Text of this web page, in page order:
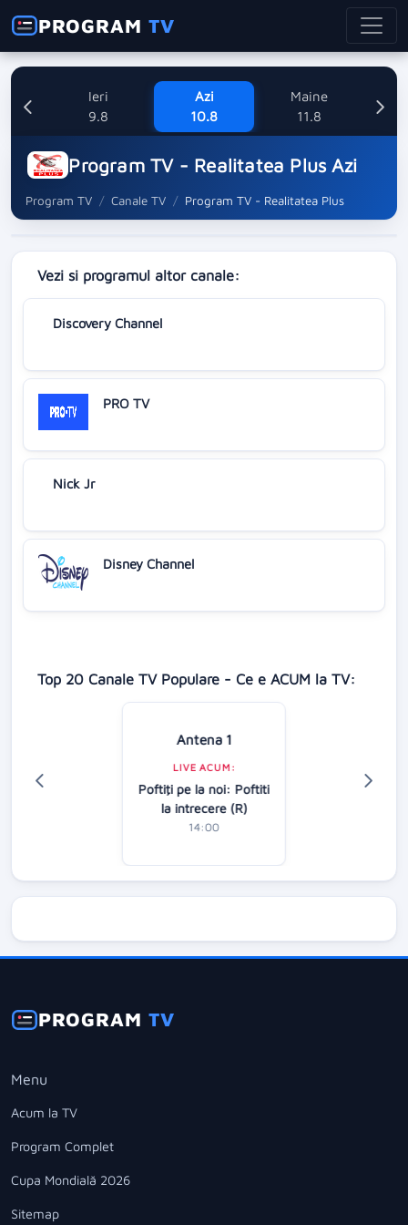
PROGRAMTV
Ieri
9.8
Azi
10.8
Maine
11.8
Program TV - Realitatea Plus Azi
Program TV Canale TV Program TV - Realitatea Plus
Vezi si programul altor canale:
Discovery Channel
PRO TV
Nick Jr
Disney Channel
Top 20 Canale TV Populare - Ce e ACUM la TV:
Antena 1
LIVE ACUM:
Poftiţi pe la noi: Poftiti
la intrecere (R)
14:00
PROGRAMTV
Menu
Acum la TV
Program Complet
Cupa Mondială 2026
Sitemap